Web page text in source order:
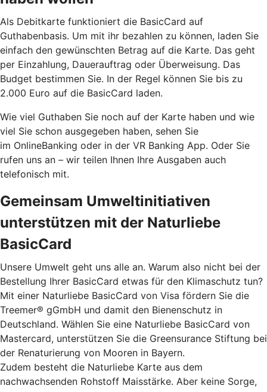
Als Debitkarte funktioniert die BasicCard auf
Guthabenbasis. Um mit ihr bezahlen zu können, laden Sie
einfach den gewünschten Betrag auf die Karte. Das geht
per Einzahlung, Dauerauftrag oder Überweisung. Das
Budget bestimmen Sie. In der Regel können Sie bis zu
2.000 Euro auf die BasicCard laden.
Wie viel Guthaben Sie noch auf der Karte haben und wie
viel Sie schon ausgegeben haben, sehen Sie
im OnlineBanking oder in der VR Banking App. Oder Sie
rufen uns an – wir teilen Ihnen Ihre Ausgaben auch
telefonisch mit.
Gemeinsam Umweltinitiativen
unterstützen mit der Naturliebe
BasicCard
Unsere Umwelt geht uns alle an. Warum also nicht bei der
Bestellung Ihrer BasicCard etwas für den Klimaschutz tun?
Mit einer Naturliebe BasicCard von Visa fördern Sie die
Treemer® gGmbH und damit den Bienenschutz in
Deutschland. Wählen Sie eine Naturliebe BasicCard von
Mastercard, unterstützen Sie die Greensurance Stiftung bei
der Renaturierung von Mooren in Bayern.
Zudem besteht die Naturliebe Karte aus dem
nachwachsenden Rohstoff Maisstärke. Aber keine Sorge,